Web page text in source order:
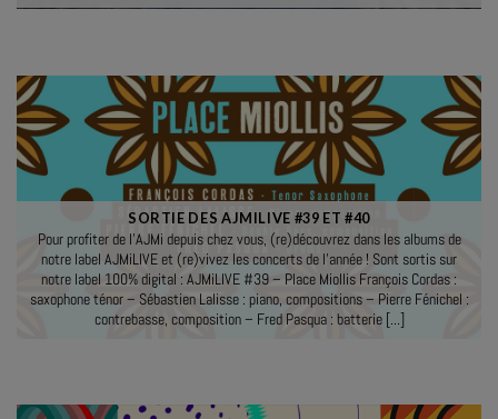
SORTIE DES AJMILIVE #39 ET #40
Pour profiter de l’AJMi depuis chez vous, (re)découvrez dans les albums de
notre label AJMiLIVE et (re)vivez les concerts de l’année ! Sont sortis sur
notre label 100% digital : AJMiLIVE #39 – Place Miollis François Cordas :
saxophone ténor – Sébastien Lalisse : piano, compositions – Pierre Fénichel :
contrebasse, composition – Fred Pasqua : batterie [...]